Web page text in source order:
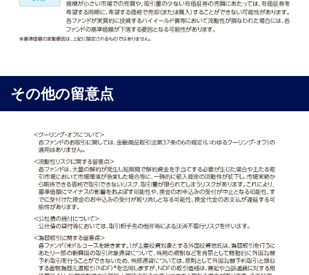
その他の留意点